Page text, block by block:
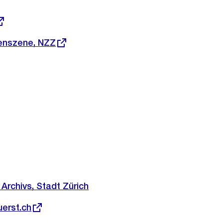
NZZ
Stadt Zürich